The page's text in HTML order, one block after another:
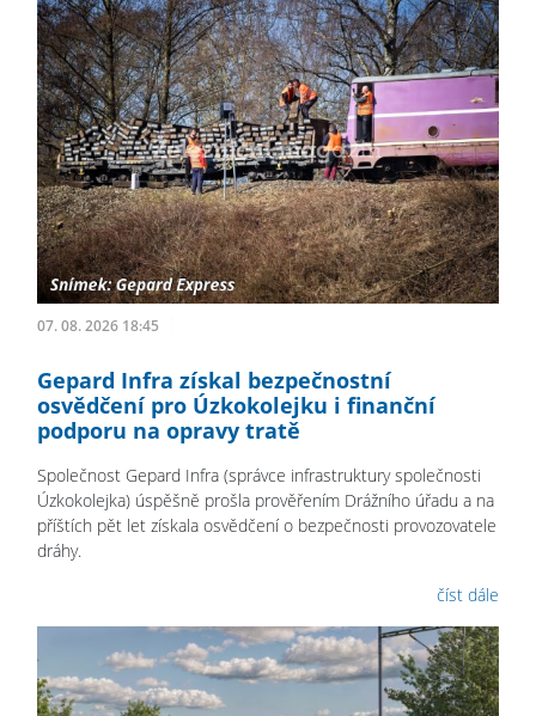
07. 08. 2026 18:45
Gepard Infra získal bezpečnostní
osvědčení pro Úzkokolejku i finanční
podporu na opravy tratě
Společnost Gepard Infra (správce infrastruktury společnosti
Úzkokolejka) úspěšně prošla prověřením Drážního úřadu a na
příštích pět let získala osvědčení o bezpečnosti provozovatele
dráhy.
číst dále